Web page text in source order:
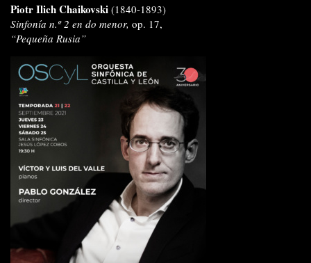
Piotr Ilich Chaikovski (1840-1893)
Sinfonía n.º 2 en do menor, op. 17,
“Pequeña Rusia”